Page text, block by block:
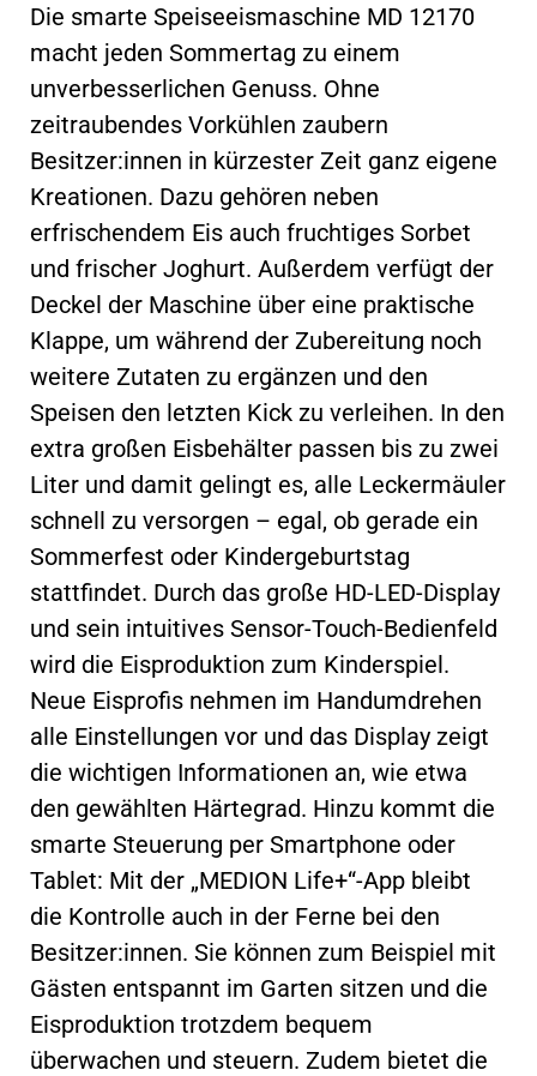
Die smarte Speiseeismaschine MD 12170
macht jeden Sommertag zu einem
unverbesserlichen Genuss. Ohne
zeitraubendes Vorkühlen zaubern
Besitzer:innen in kürzester Zeit ganz eigene
Kreationen. Dazu gehören neben
erfrischendem Eis auch fruchtiges Sorbet
und frischer Joghurt. Außerdem verfügt der
Deckel der Maschine über eine praktische
Klappe, um während der Zubereitung noch
weitere Zutaten zu ergänzen und den
Speisen den letzten Kick zu verleihen. In den
extra großen Eisbehälter passen bis zu zwei
Liter und damit gelingt es, alle Leckermäuler
schnell zu versorgen – egal, ob gerade ein
Sommerfest oder Kindergeburtstag
stattfindet. Durch das große HD-LED-Display
und sein intuitives Sensor-Touch-Bedienfeld
wird die Eisproduktion zum Kinderspiel.
Neue Eisprofis nehmen im Handumdrehen
alle Einstellungen vor und das Display zeigt
die wichtigen Informationen an, wie etwa
den gewählten Härtegrad. Hinzu kommt die
smarte Steuerung per Smartphone oder
Tablet: Mit der „MEDION Life+“-App bleibt
die Kontrolle auch in der Ferne bei den
Besitzer:innen. Sie können zum Beispiel mit
Gästen entspannt im Garten sitzen und die
Eisproduktion trotzdem bequem
überwachen und steuern. Zudem bietet die